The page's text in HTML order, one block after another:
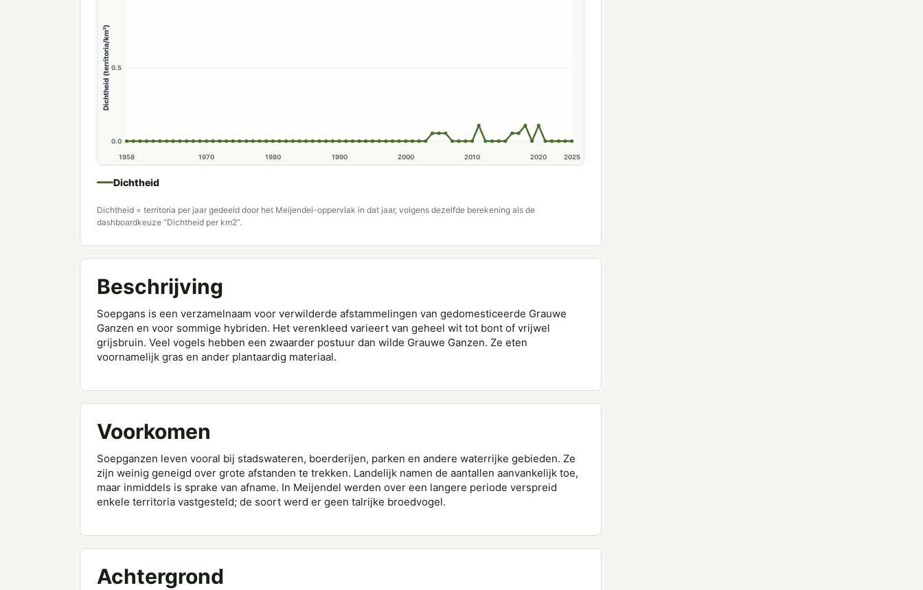
0.0
0.5
Dichtheid (territoria/km²)
1958 1970 1980 1990 2000 2010 2020 2025
Dichtheid
Dichtheid = territoria per jaar gedeeld door het Meijendel-oppervlak in dat jaar, volgens dezelfde berekening als de
dashboardkeuze “Dichtheid per km2”.
Beschrijving
Soepgans is een verzamelnaam voor verwilderde afstammelingen van gedomesticeerde Grauwe
Ganzen en voor sommige hybriden. Het verenkleed varieert van geheel wit tot bont of vrijwel
grijsbruin. Veel vogels hebben een zwaarder postuur dan wilde Grauwe Ganzen. Ze eten
voornamelijk gras en ander plantaardig materiaal.
Voorkomen
Soepganzen leven vooral bij stadswateren, boerderijen, parken en andere waterrijke gebieden. Ze
zijn weinig geneigd over grote afstanden te trekken. Landelijk namen de aantallen aanvankelijk toe,
maar inmiddels is sprake van afname. In Meijendel werden over een langere periode verspreid
enkele territoria vastgesteld; de soort werd er geen talrijke broedvogel.
Achtergrond